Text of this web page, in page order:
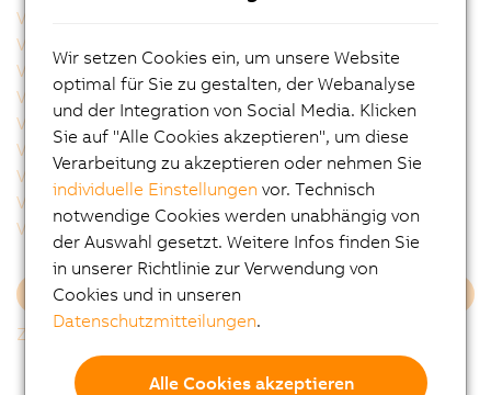
VSLB11800.54EP-000
VSLB11F00.54EP-000
VSLB11H00.54EP-000
VSLB11Q00.54CP-000
VSLB11Q00.54DP-000
VSLB11Q00.54EP-000
VSLB11R00.54CP-000
VSLB11R00.54DP-000
VSLB11R00.54EP-000
VSLB12300.54DP-000
VSLB12800.54DP-000
VSLB12D00.54DP-000
VSLB12F00.54DP-000
VSLB12R00.54DP-000
VSLB13800.54DP-000
VSLB13D00.54DP-000
Mehr laden
Zurück zur Gesamtliste
Wir setzen Cookies ein, um unsere Website
optimal für Sie zu gestalten, der Webanalyse
und der Integration von Social Media. Klicken
Sie auf "Alle Cookies akzeptieren", um diese
Verarbeitung zu akzeptieren oder nehmen Sie
individuelle Einstellungen vor. Technisch
notwendige Cookies werden unabhängig von
der Auswahl gesetzt. Weitere Infos finden Sie
in unserer Richtlinie zur Verwendung von
Cookies und in unseren
Datenschutzmitteilungen.
Alle Cookies akzeptieren